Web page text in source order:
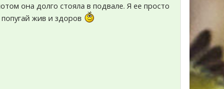
она долго стояла в подвале. Я ее просто
жив и здоров